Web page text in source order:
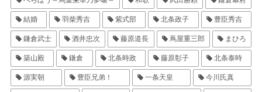
結婚 羽柴秀吉 紫式部 北条政子 豊臣秀吉
鎌倉武士 酒井忠次 藤原道長 蔦屋重三郎 まひろ
築山殿 鎌倉 北条時政 藤原彰子 北条泰時
源実朝 豊臣兄弟！ 一条天皇 今川氏真